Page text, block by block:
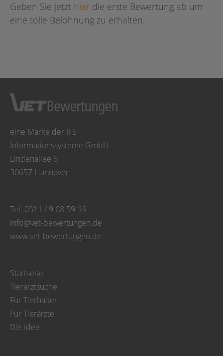
Geben Sie jetzt hier die erste Bewertung ab um
eine tolle Belohnung zu erhalten.
eine Marke der IFS
Informationssysteme GmbH
Lindenallee 6
30657 Hannover
Tel. 0511 / 9 68 59-19
info@vet-bewertungen.de
www.vet-bewertungen.de
Startseite
Tierarztsuche
Für Tierhalter
Für Tierärzte
Die Idee